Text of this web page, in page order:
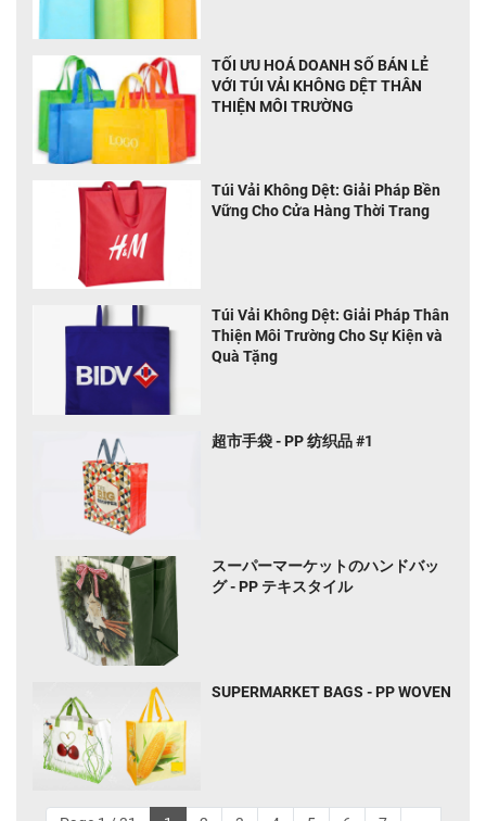
TỐI ƯU HOÁ DOANH SỐ BÁN LẺ
VỚI TÚI VẢI KHÔNG DỆT THÂN
THIỆN MÔI TRƯỜNG
Túi Vải Không Dệt: Giải Pháp Bền
Vững Cho Cửa Hàng Thời Trang
Túi Vải Không Dệt: Giải Pháp Thân
Thiện Môi Trường Cho Sự Kiện và
Quà Tặng
超市手袋 - PP 纺织品 #1
スーパーマーケットのハンドバッ
グ - PP テキスタイル
SUPERMARKET BAGS - PP WOVEN